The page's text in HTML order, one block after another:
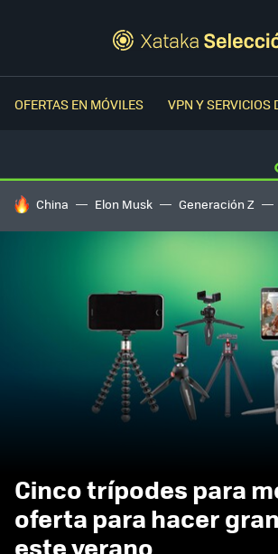
OFERTAS EN MÓVILES VPN Y SERVICIOS
HOY SE HABLA DE
China Elon Musk Generación Z
Cinco trípodes para
oferta para hacer
este verano